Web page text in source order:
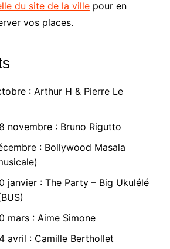
du site de la villepour en
vos places.
: Arthur H & Pierre Le
novembre : Bruno Rigutto
: Bollywood Masala
janvier : The Party – Big Ukulélé
mars : Aime Simone
avril : Camille Berthollet